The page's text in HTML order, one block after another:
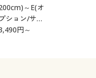
円～
～E(オ
プション/サイ
カーテン)